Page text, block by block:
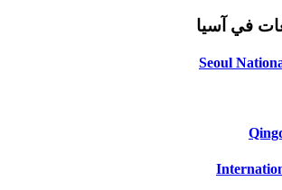
في آسيا
Seoul